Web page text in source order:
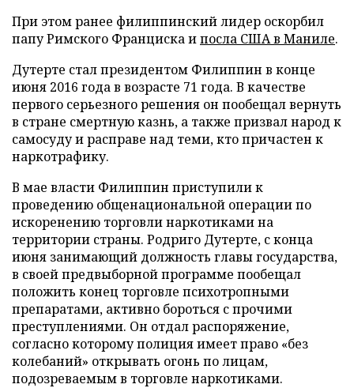
При этом ранее филиппинский лидер оскорбил
папу Римского Франциска ипосла США в Маниле.
Дутерте стал президентом Филиппин в конце
июня 2016 года в возрасте 71 года. В качестве
первого серьезного решения он пообещал вернуть
в стране смертную казнь, а также призвал народ к
самосуду и расправе над теми, кто причастен к
наркотрафику.
В мае власти Филиппин приступили к
проведению общенациональной операции по
искоренению торговли наркотиками на
территории страны. Родриго Дутерте, с конца
июня занимающий должность главы государства,
в своей предвыборной программе пообещал
положить конец торговле психотропными
препаратами, активно бороться с прочими
преступлениями. Он отдал распоряжение,
согласно которому полиция имеет право «без
колебаний» открывать огонь по лицам,
подозреваемым в торговле наркотиками.